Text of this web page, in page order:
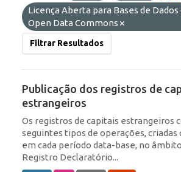
Licença Aberta para Bases de Dados
Open Data Commons
Filtrar Resultados
Publicação dos registros de
estrangeiros
Os registros de capitais estrangeiros
seguintes tipos de operações, criadas
em cada período data-base, no
Registro Declaratório...